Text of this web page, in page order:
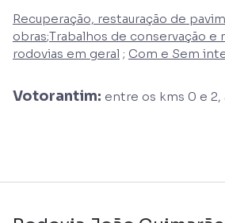
Recuperação, restauração de
obras;Trabalhos de conservação e
rodovias em geral ; Com e Sem
Votorantim: entre os kms 0 e